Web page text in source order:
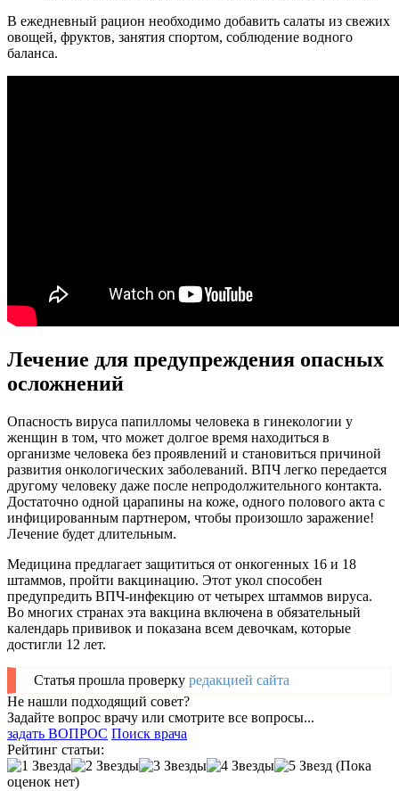
В ежедневный рацион необходимо добавить салаты из свежих
овощей, фруктов, занятия спортом, соблюдение водного
баланса.
Лечение для предупреждения опасных
осложнений
Опасность вируса папилломы человека в гинекологии у
женщин в том, что может долгое время находиться в
организме человека без проявлений и становиться причиной
развития онкологических заболеваний. ВПЧ легко передается
другому человеку даже после непродолжительного контакта.
Достаточно одной царапины на коже, одного полового акта с
инфицированным партнером, чтобы произошло заражение!
Лечение будет длительным.
Медицина предлагает защититься от онкогенных 16 и 18
штаммов, пройти вакцинацию. Этот укол способен
предупредить ВПЧ-инфекцию от четырех штаммов вируса.
Во многих странах эта вакцина включена в обязательный
календарь прививок и показана всем девочкам, которые
достигли 12 лет.
Статья прошла проверку редакцией сайта
Не нашли подходящий совет?
Задайте вопрос врачу или смотрите все вопросы...
задать ВОПРОС Поиск врача
Рейтинг статьи:
(Пока
оценок нет)